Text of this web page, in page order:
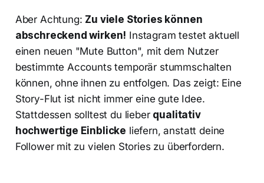
Aber Achtung: Zu viele Stories können
abschreckend wirken! Instagram testet aktuell
einen neuen "Mute Button", mit dem Nutzer
bestimmte Accounts temporär stummschalten
können, ohne ihnen zu entfolgen. Das zeigt: Eine
Story-Flut ist nicht immer eine gute Idee.
Stattdessen solltest du lieber qualitativ
hochwertige Einblicke liefern, anstatt deine
Follower mit zu vielen Stories zu überfordern.